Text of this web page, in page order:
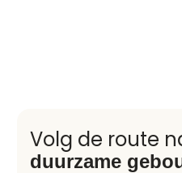
Volg de route
duurzame